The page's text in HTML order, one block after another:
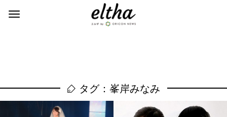
タグ：峯岸みなみ